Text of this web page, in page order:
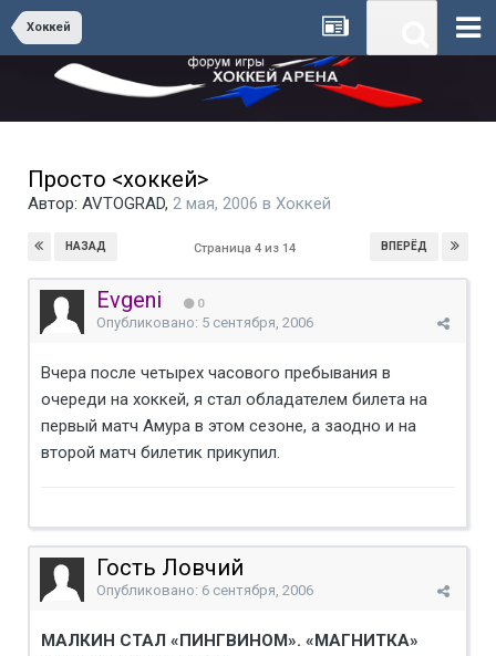
Хоккей
Просто <хоккей>
Автор: AVTOGRAD, 2 мая, 2006 в Хоккей
НАЗАД ВПЕРЁД
Страница 4 из 14
Evgeni 0
Опубликовано: 5 сентября, 2006
Вчера после четырех часового пребывания в
очереди на хоккей, я стал обладателем билета на
первый матч Амура в этом сезоне, а заодно и на
второй матч билетик прикупил.
Гость Ловчий
Опубликовано: 6 сентября, 2006
МАЛКИН СТАЛ «ПИНГВИНОМ». «МАГНИТКА»